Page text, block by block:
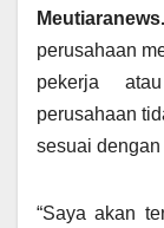
perusahaan
pekerja
perusahaan
sesuai
“Saya akan